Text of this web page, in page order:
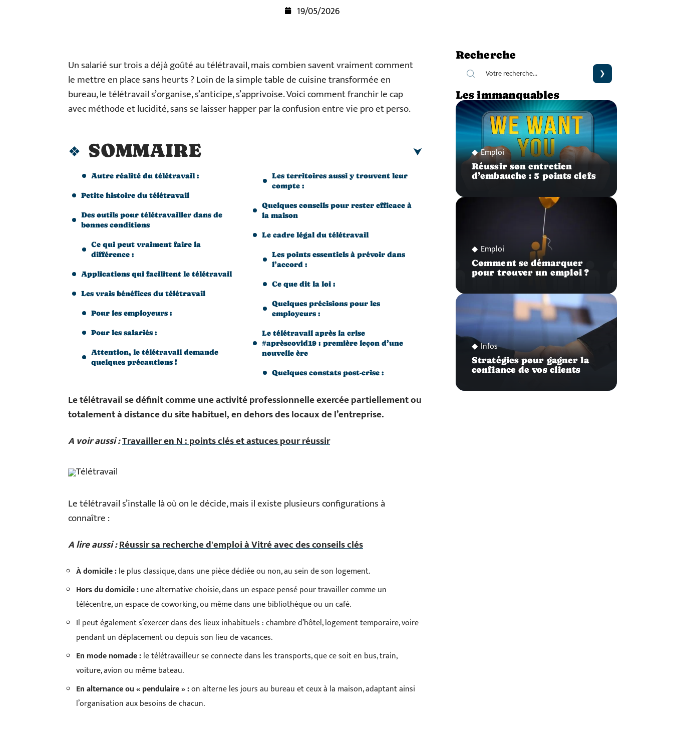
19/05/2026
Un salarié sur trois a déjà goûté au télétravail, mais combien savent vraiment comment
le mettre en place sans heurts ? Loin de la simple table de cuisine transformée en
bureau, le télétravail s’organise, s’anticipe, s’apprivoise. Voici comment franchir le cap
avec méthode et lucidité, sans se laisser happer par la confusion entre vie pro et perso.
SOMMAIRE
Autre réalité du télétravail :
Petite histoire du télétravail
Des outils pour télétravailler dans de
bonnes conditions
Ce qui peut vraiment faire la
différence :
Applications qui facilitent le télétravail
Les vrais bénéfices du télétravail
Pour les employeurs :
Pour les salariés :
Attention, le télétravail demande
quelques précautions !
Les territoires aussi y trouvent leur
compte :
Quelques conseils pour rester efficace à
la maison
Le cadre légal du télétravail
Les points essentiels à prévoir dans
l’accord :
Ce que dit la loi :
Quelques précisions pour les
employeurs :
Le télétravail après la crise
#aprèscovid19 : première leçon d’une
nouvelle ère
Quelques constats post-crise :
Le télétravail se définit comme une activité professionnelle exercée partiellement ou
totalement à distance du site habituel, en dehors des locaux de l’entreprise.
A voir aussi :Travailler en N : points clés et astuces pour réussir
Télétravail
Le télétravail s’installe là où on le décide, mais il existe plusieurs configurations à
connaître :
A lire aussi :Réussir sa recherche d'emploi à Vitré avec des conseils clés
À domicile :le plus classique, dans une pièce dédiée ou non, au sein de son logement.
Hors du domicile :une alternative choisie, dans un espace pensé pour travailler comme un
télécentre, un espace de coworking, ou même dans une bibliothèque ou un café.
Il peut également s’exercer dans des lieux inhabituels : chambre d’hôtel, logement temporaire, voire
pendant un déplacement ou depuis son lieu de vacances.
En mode nomade :le télétravailleur se connecte dans les transports, que ce soit en bus, train,
voiture, avion ou même bateau.
En alternance ou « pendulaire » :on alterne les jours au bureau et ceux à la maison, adaptant ainsi
l’organisation aux besoins de chacun.
Recherche
Les immanquables
Emploi
Réussir son entretien
d’embauche : 5 points clefs
Emploi
Comment se démarquer
pour trouver un emploi ?
Infos
Stratégies pour gagner la
confiance de vos clients